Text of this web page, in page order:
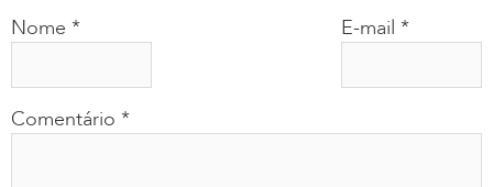
Comentário *
Nome * E-mail *